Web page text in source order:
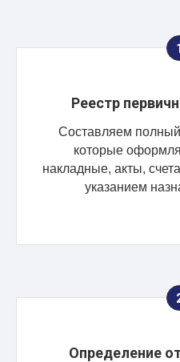
Реестр
Составляем
которые
накладные, акты,
указанием
Определение